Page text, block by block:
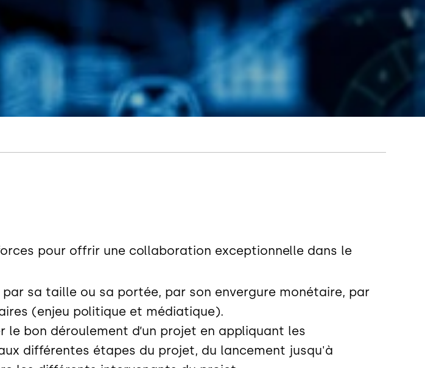
pour offrir une collaboration exceptionnelle dans le
sa taille ou sa portée, par son envergure monétaire, par
(enjeu politique et médiatique).
bon déroulement d’un projet en appliquant les
différentes étapes du projet, du lancement jusqu'à